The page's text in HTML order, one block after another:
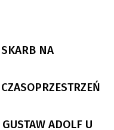
NA
ADOLF U